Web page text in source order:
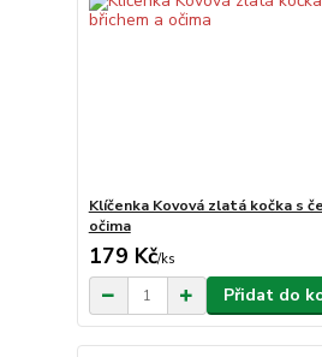
Klíčenka Kovová zlatá kočka s
očima
179 Kč/ks
Přidat do